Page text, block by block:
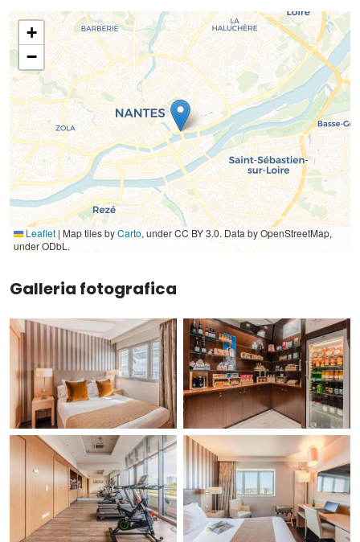
+
−
Leaflet | Map tiles byCarto, under CC BY 3.0. Data by OpenStreetMap,
under ODbL.
Galleria fotografica